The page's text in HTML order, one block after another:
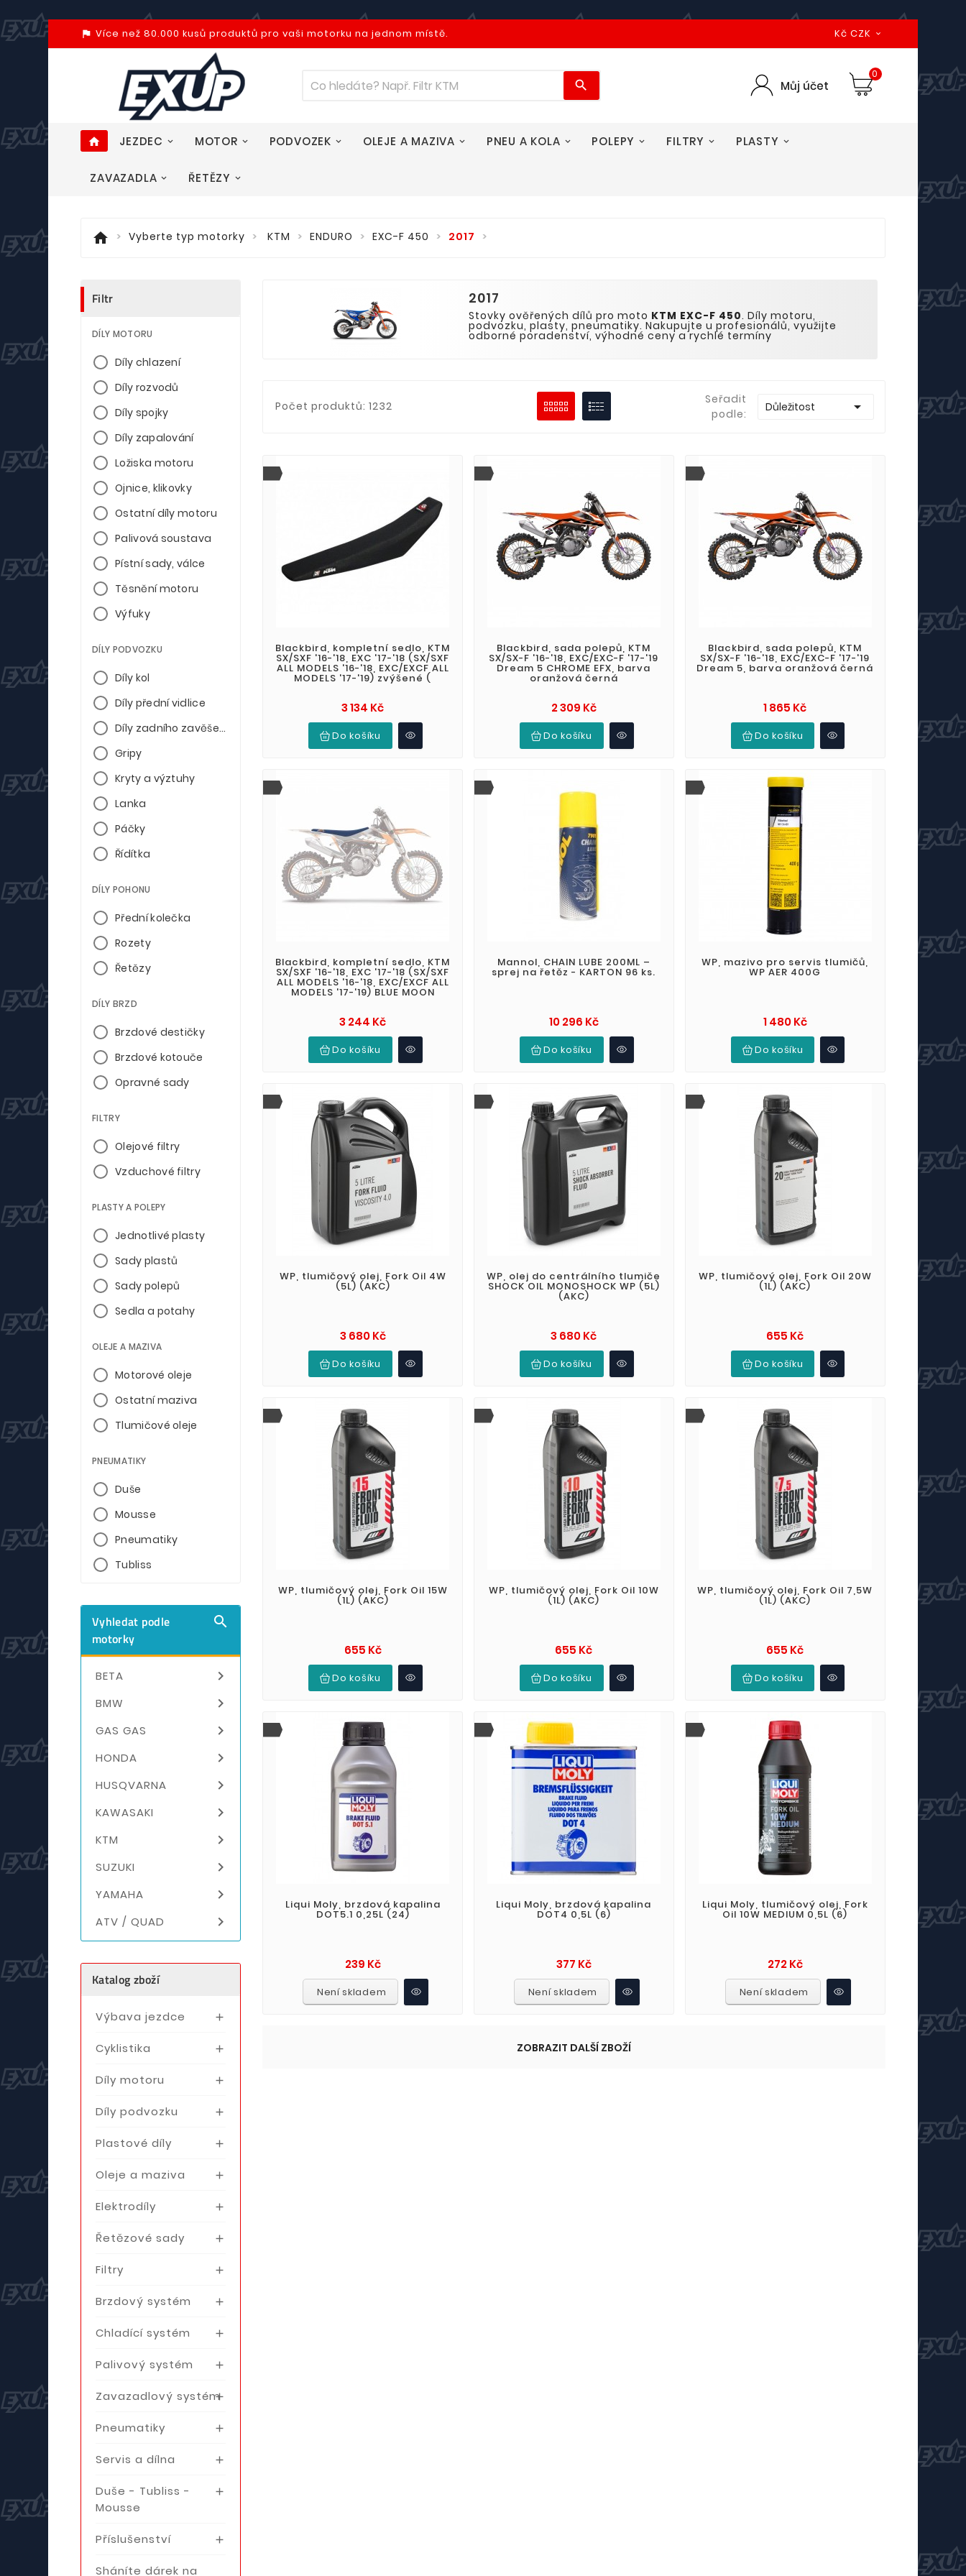
assistant_photo Více než 80.000 kusů produktů pro vaši motorku na jednom místě. Kč CZK 
 Můj účet
0
home JEZDEC MOTOR PODVOZEK OLEJE A MAZIVA PNEU A KOLA POLEPY FILTRY PLASTY
ZAVAZADLA ŘETĚZY
home Vyberte typ motorky KTM ENDURO EXC-F 450 2017
Filtr
DÍLY MOTORU
Díly chlazení
Díly rozvodů
Díly spojky
Díly zapalování
Ložiska motoru
Ojnice, klikovky
Ostatní díly motoru
Palivová soustava
Pístní sady, válce
Těsnění motoru
Výfuky
DÍLY PODVOZKU
Díly kol
Díly přední vidlice
Díly zadního zavěšení
Gripy
Kryty a výztuhy
Lanka
Páčky
Řídítka
DÍLY POHONU
Přední kolečka
Rozety
Řetězy
DÍLY BRZD
Brzdové destičky
Brzdové kotouče
Opravné sady
FILTRY
Olejové filtry
Vzduchové filtry
PLASTY A POLEPY
Jednotlivé plasty
Sady plastů
Sady polepů
Sedla a potahy
OLEJE A MAZIVA
Motorové oleje
Ostatní maziva
Tlumičové oleje
PNEUMATIKY
Duše
Mousse
Pneumatiky
Tubliss
Vyhledat podle
motorky

BETA 
BMW 
GAS GAS 
HONDA 
HUSQVARNA 
KAWASAKI 
KTM 
SUZUKI 
YAMAHA 
ATV / QUAD 
Katalog zboží
Výbava jezdce 
Cyklistika 
Díly motoru 
Díly podvozku 
Plastové díly 
Oleje a maziva 
Elektrodíly 
Řetězové sady 
Filtry 
Brzdový systém 
Chladící systém 
Palivový systém 
Zavazadlový systém

Pneumatiky 
Servis a dílna 
Duše - Tubliss -
Mousse

Příslušenství 
Sháníte dárek na
2017
Stovky ověřených dílů pro moto KTM EXC-F 450. Díly motoru,
podvozku, plasty, pneumatiky. Nakupujte u profesionálů, využijte
odborné poradenství, výhodné ceny a rychlé termíny
Počet produktů: 1232
Seřadit
podle:
Důležitost 
Blackbird, kompletní sedlo, KTM
SX/SXF '16-'18, EXC '17-'18 (SX/SXF
ALL MODELS '16-'18, EXC/EXCF ALL
MODELS '17-'19) zvýšené (
3 134 KčCena
Do košíku
Blackbird, sada polepů, KTM
SX/SX-F '16-'18, EXC/EXC-F '17-'19
Dream 5 CHROME EFX, barva
oranžová černá
2 309 KčCena
Do košíku
Blackbird, sada polepů, KTM
SX/SX-F '16-'18, EXC/EXC-F '17-'19
Dream 5, barva oranžová černá
1 865 KčCena
Do košíku
Blackbird, kompletní sedlo, KTM
SX/SXF '16-'18, EXC '17-'18 (SX/SXF
ALL MODELS '16-'18, EXC/EXCF ALL
MODELS '17-'19) BLUE MOON
3 244 KčCena
Do košíku
Mannol, CHAIN LUBE 200ML –
sprej na řetěz - KARTON 96 ks.
10 296 KčCena
Do košíku
WP, mazivo pro servis tlumičů,
WP AER 400G
1 480 KčCena
Do košíku
WP, tlumičový olej, Fork Oil 4W
(5L) (AKC)
3 680 KčCena
Do košíku
WP, olej do centrálního tlumiče
SHOCK OIL MONOSHOCK WP (5L)
(AKC)
3 680 KčCena
Do košíku
WP, tlumičový olej, Fork Oil 20W
(1L) (AKC)
655 KčCena
Do košíku
WP, tlumičový olej, Fork Oil 15W
(1L) (AKC)
655 KčCena
Do košíku
WP, tlumičový olej, Fork Oil 10W
(1L) (AKC)
655 KčCena
Do košíku
WP, tlumičový olej, Fork Oil 7,5W
(1L) (AKC)
655 KčCena
Do košíku
Liqui Moly, brzdová kapalina
DOT5.1 0,25L (24)
239 KčCena
Není skladem
Liqui Moly, brzdová kapalina
DOT4 0,5L (6)
377 KčCena
Není skladem
Liqui Moly, tlumičový olej, Fork
Oil 10W MEDIUM 0,5L (6)
272 KčCena
Není skladem
ZOBRAZIT DALŠÍ ZBOŽÍ